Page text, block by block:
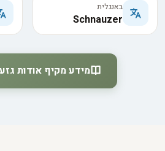
באנגלית
Schnauzer
מידע מקיף אודות